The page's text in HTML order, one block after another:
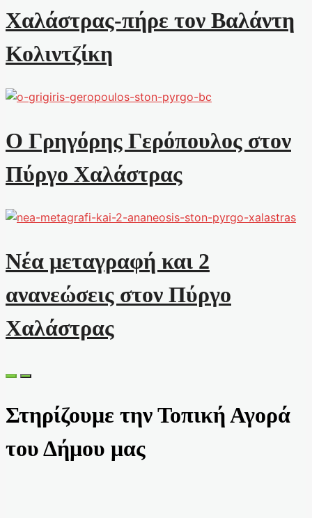
Χαλάστρας-πήρε τον Βαλάντη
Κολιντζίκη
Ο Γρηγόρης Γερόπουλος στον
Πύργο Χαλάστρας
Νέα μεταγραφή και 2
ανανεώσεις στον Πύργο
Χαλάστρας
Στηρίζουμε την Τοπική Αγορά
του Δήμου μας